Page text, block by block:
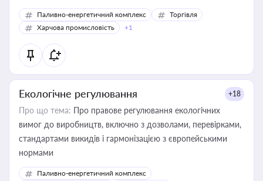
Паливно-енергетичний комплекс
Торгівля
Харчова промисловість
+1
Екологічне регулювання +18
Про що тема: Про правове регулювання екологічних
вимог до виробництв, включно з дозволами, перевірками,
стандартами викидів і гармонізацією з європейськими
нормами
Паливно-енергетичний комплекс